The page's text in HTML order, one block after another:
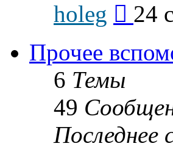
holeg
24
Прочее
6 Темы
49
Последнее